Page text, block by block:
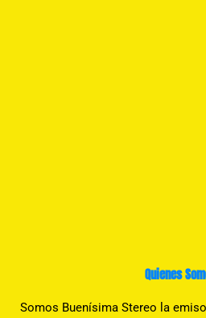
Quienes
Somos Buenísima Stereo la